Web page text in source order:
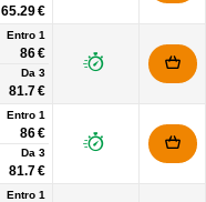
65.29 €
Entro 1
86 €
Da 3
81.7 €
Entro 1
86 €
Da 3
81.7 €
Entro 1